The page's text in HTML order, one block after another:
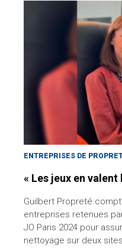
ENTREPRISES DE
« Les jeux en valent
Guilbert Propreté
entreprises retenues
JO Paris 2024 pour
nettoyage sur deux